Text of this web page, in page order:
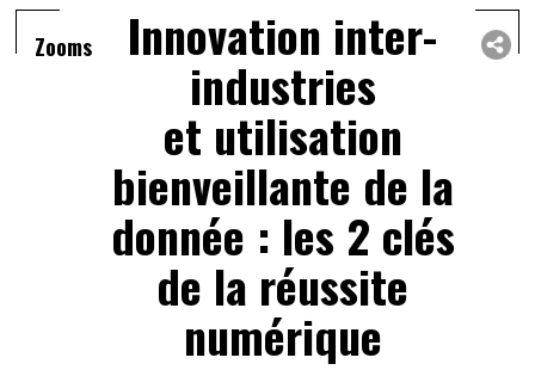
Zooms Innovation inter-
industries
et utilisation
bienveillante de la
donnée : les 2 clés
de la réussite
numérique